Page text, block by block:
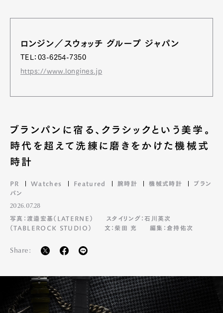
ロンジン／スウォッチ グループ ジャパン
TEL：03-6254-7350
https://www.longines.jp
ブランパンに宿る、クラシックという美学。
時代を超えて洗練に磨きをかけた機械式
時計
PR Watches Featured 腕時計 機械式時計
ブラン
パン
2026.07.28
写真：渡邉宏基（LATERNE）
スタイリング：石川英次
（TABLEROCK STUDIO）
文：柴田 充 編集：倉持佑次
Share: